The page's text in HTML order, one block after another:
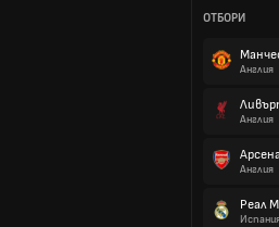
ОТБОРИ
Англия
Англия
Англия
Реал